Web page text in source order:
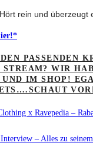
Hört rein und überzeugt
PASSENDEN
STREAM? WIR
IM SHOP!
x Ravepedia –
– Alles zu